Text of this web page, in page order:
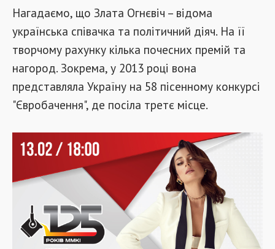
Нагадаємо, що Злата Огнєвіч – відома
українська співачка та політичний діяч. На її
творчому рахунку кілька почесних премій та
нагород. Зокрема, у 2013 році вона
представляла Україну на 58 пісенному конкурсі
"Євробачення", де посіла третє місце.